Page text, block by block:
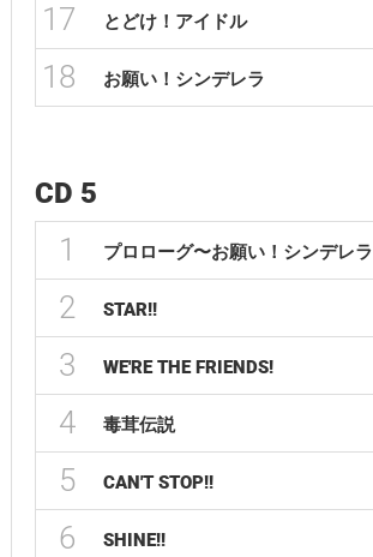
17 とどけ！アイドル
18 お願い！シンデレラ
CD 5
1 プロローグ〜お願い！シンデレラ
2 STAR!!
3 WE'RE THE FRIENDS!
4 毒茸伝説
5 CAN'T STOP!!
6 SHINE!!